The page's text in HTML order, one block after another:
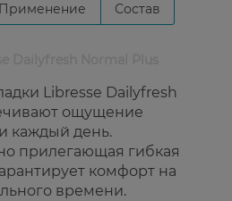
Применение Состав
Libresse Dailyfresh
ощущение
каждый день.
прилегающая гибкая
комфорт на
времени.